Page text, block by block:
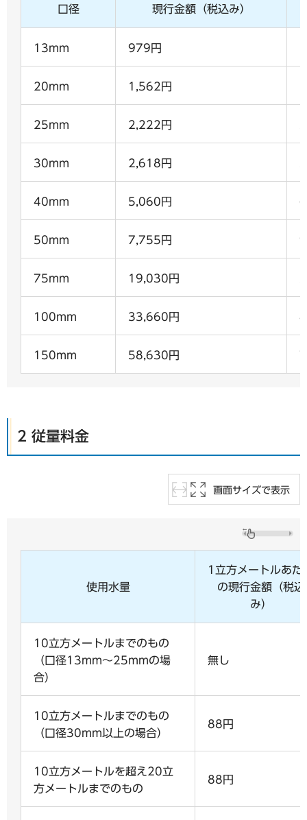
口径 現行金額（税込み）
13mm 979円
20mm 1,562円
25mm 2,222円
30mm 2,618円
40mm 5,060円
50mm 7,755円
75mm 19,030円
100mm 33,660円
150mm 58,630円
2 従量料金
画面サイズで表示
使用水量
1立方メートルあた
の現行金額（税込
み）
10立方メートルまでのもの
（口径13mm～25mmの場
合）
無し
10立方メートルまでのもの
（口径30mm以上の場合）
88円
10立方メートルを超え20立
方メートルまでのもの
88円